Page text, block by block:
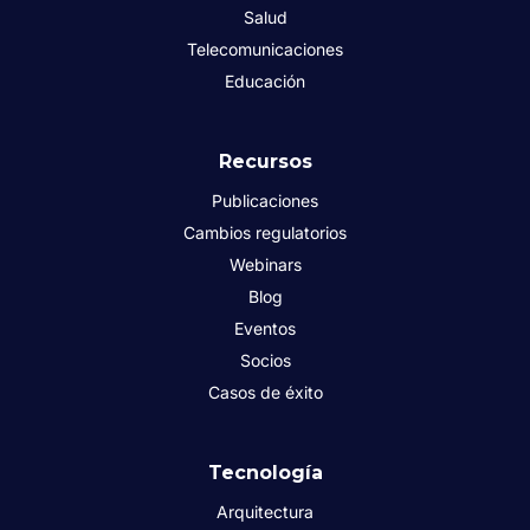
Salud
Telecomunicaciones
Educación
Recursos
Publicaciones
Cambios regulatorios
Webinars
Blog
Eventos
Socios
Casos de éxito
Tecnología
Arquitectura